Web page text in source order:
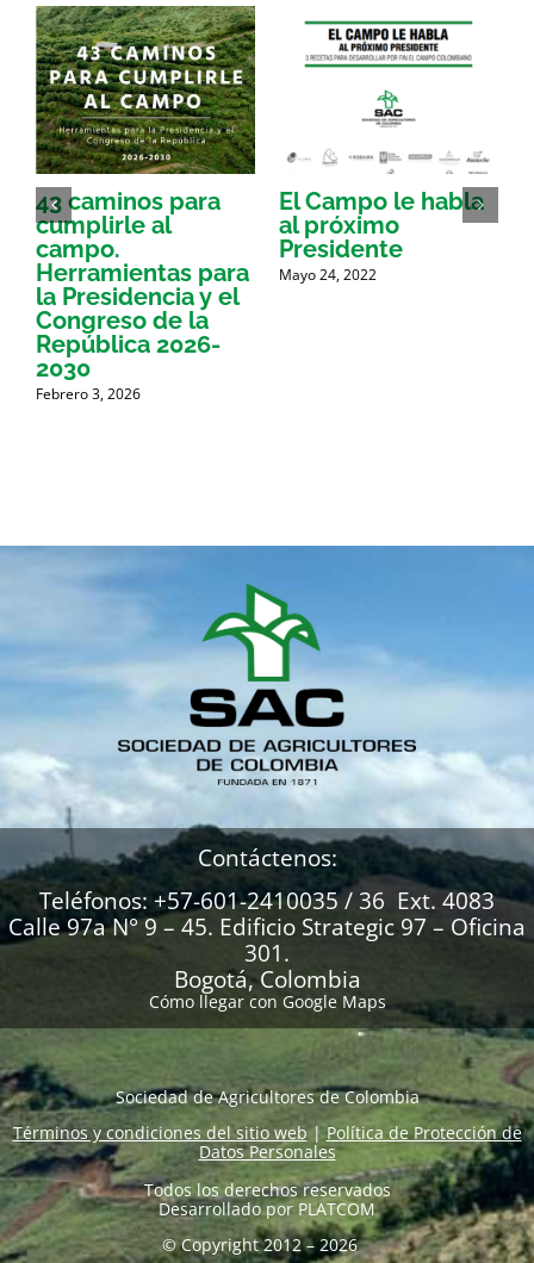
43 caminos para
cumplirle al
campo.
Herramientas para
la Presidencia y el
Congreso de la
República 2026-
2030
Febrero 3, 2026
El Campo le habla
al próximo
Presidente
Mayo 24, 2022
Contáctenos:
Teléfonos: +57-601-2410035 / 36 Ext. 4083
Calle 97a N° 9 – 45. Edificio Strategic 97 – Oficina
301.
Bogotá, Colombia
Cómo llegar con Google Maps
Sociedad de Agricultores de Colombia
Términos y condiciones del sitio web|Política de Protección de
Datos Personales
Todos los derechos reservados
Desarrollado por PLATCOM
© Copyright 2012 – 2026